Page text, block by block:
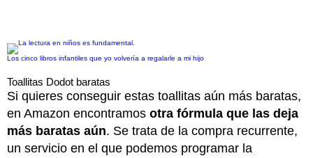
Los cinco libros infantiles que yo volvería a regalarle a mi hijo
Toallitas Dodot baratas
Si quieres conseguir estas toallitas aún más baratas,
en Amazon encontramos otra fórmula que las deja
más baratas aún. Se trata de la compra recurrente,
un servicio en el que podemos programar la